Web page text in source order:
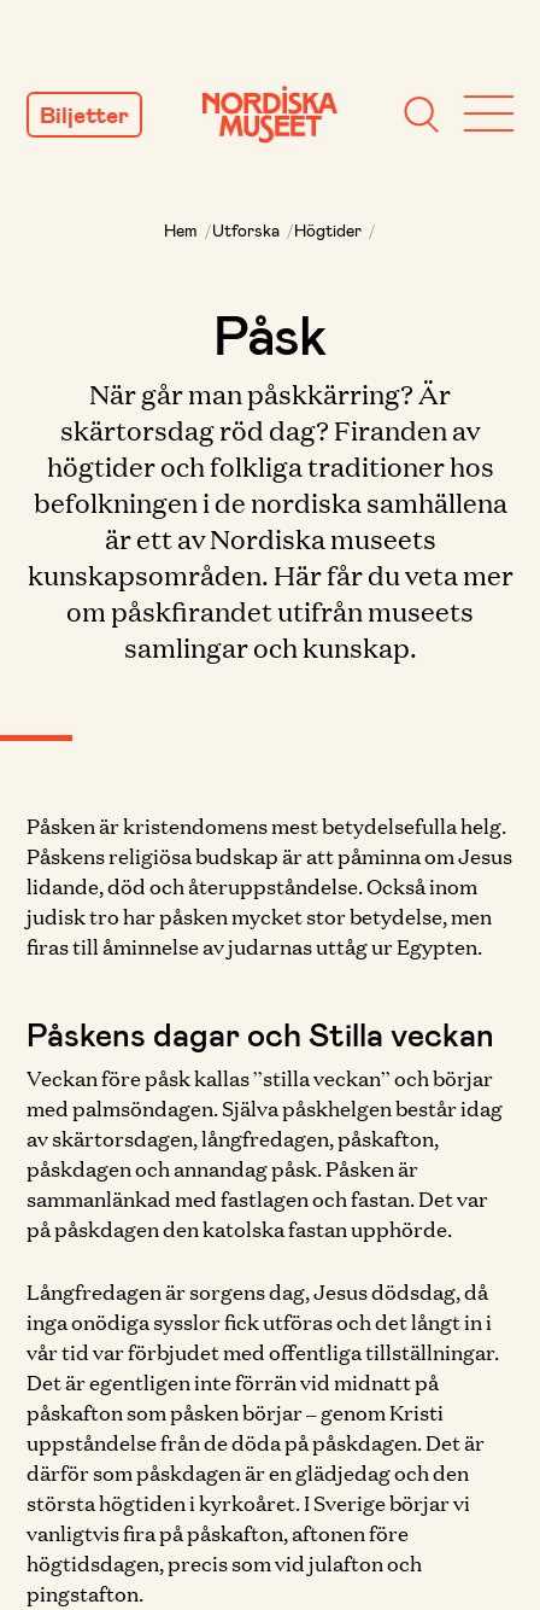
INNEHÅLL
Biljetter
Hem /Utforska /Högtider /
Påsk
När går man påskkärring? Är
skärtorsdag röd dag? Firanden av
högtider och folkliga traditioner hos
befolkningen i de nordiska samhällena
är ett av Nordiska museets
kunskapsområden. Här får du veta mer
om påskfirandet utifrån museets
samlingar och kunskap.
Påsken är kristendomens mest betydelsefulla helg.
Påskens religiösa budskap är att påminna om Jesus
lidande, död och återuppståndelse. Också inom
judisk tro har påsken mycket stor betydelse, men
firas till åminnelse av judarnas uttåg ur Egypten.
Påskens dagar och Stilla veckan
Veckan före påsk kallas ”stilla veckan” och börjar
med palmsöndagen. Själva påskhelgen består idag
av skärtorsdagen, långfredagen, påskafton,
påskdagen och annandag påsk. Påsken är
sammanlänkad med fastlagen och fastan. Det var
på påskdagen den katolska fastan upphörde.
Långfredagen är sorgens dag, Jesus dödsdag, då
inga onödiga sysslor fick utföras och det långt in i
vår tid var förbjudet med offentliga tillställningar.
Det är egentligen inte förrän vid midnatt på
påskafton som påsken börjar – genom Kristi
uppståndelse från de döda på påskdagen. Det är
därför som påskdagen är en glädjedag och den
största högtiden i kyrkoåret. I Sverige börjar vi
vanligtvis fira på påskafton, aftonen före
högtidsdagen, precis som vid julafton och
pingstafton.